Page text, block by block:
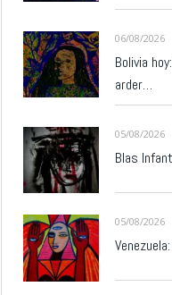
06/08/2026
Bolivia
arder…
05/08/2026
Blas
05/08/2026